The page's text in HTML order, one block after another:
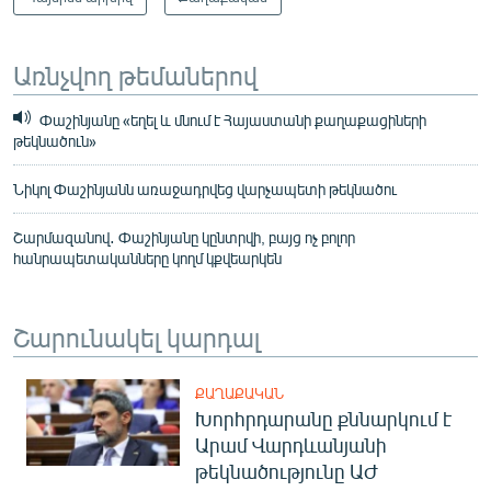
Առնչվող թեմաներով
Փաշինյանը «եղել և մնում է Հայաստանի քաղաքացիների
թեկնածուն»
Նիկոլ Փաշինյանն առաջադրվեց վարչապետի թեկնածու
Շարմազանով․ Փաշինյանը կընտրվի, բայց ոչ բոլոր
հանրապետականները կողմ կքվեարկեն
Շարունակել կարդալ
ՔԱՂԱՔԱԿԱՆ
Խորհրդարանը քննարկում է
Արամ Վարդևանյանի
թեկնածությունը ԱԺ